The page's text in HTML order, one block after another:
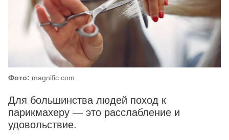
Фото: magnific.com
Для большинства людей поход к
парикмахеру — это расслабление и
удовольствие.